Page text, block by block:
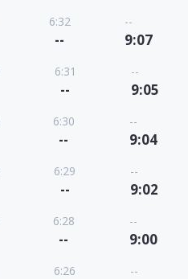
6:32
--
--
9:07
6:31
--
--
9:05
6:30
--
--
9:04
6:29
--
--
9:02
6:28
--
--
9:00
6:26 --